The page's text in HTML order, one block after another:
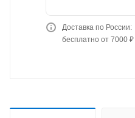
Доставка по России:
бесплатно от 7000 ₽